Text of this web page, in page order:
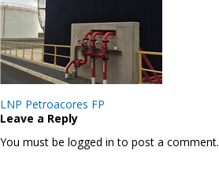
Post
navigation
LNP Petroacores FP
Leave a Reply
You must be logged in to post a comment.